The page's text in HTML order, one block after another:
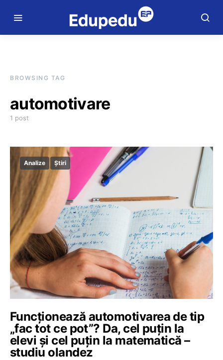
BROWSING TAG
automotivare
1 post
Analize Știri
Funcționează automotivarea de tip
„fac tot ce pot”? Da, cel puțin la
elevi și cel puțin la matematică –
studiu olandez